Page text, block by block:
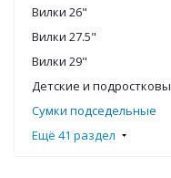
Вилки 26"
Вилки 27.5"
Вилки 29"
Детские и
Сумки подседельные
Ещё 41 раздел